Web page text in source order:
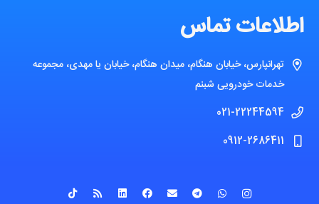
اطلاعات تماس
تهرانپارس، خیابان هنگام، میدان هنگام، خیابان یا مهدی، مجموعه
خدمات خودرویی شبنم
021-22244594
0912-2686411